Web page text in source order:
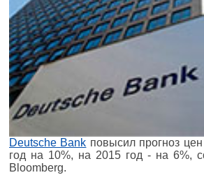
Deutsche Bank повысил прогноз
год на 10%, на 2015 год - на 6%,
Bloomberg.